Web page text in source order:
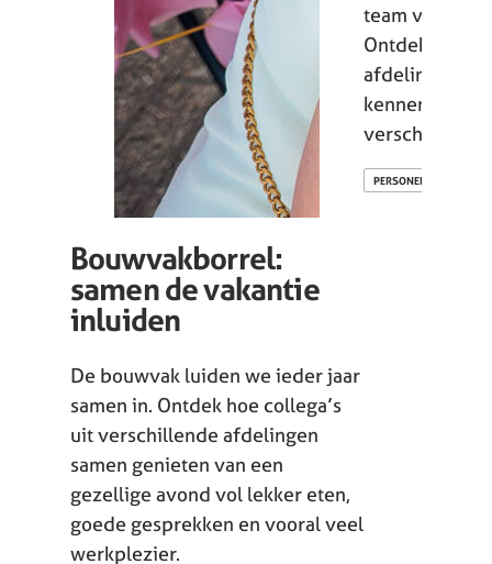
Bouwvakborrel:
samen de vakantie
inluiden
De bouwvak luiden we ieder jaar
samen in. Ontdek hoe collega’s
uit verschillende afdelingen
samen genieten van een
gezellige avond vol lekker eten,
goede gesprekken en vooral veel
werkplezier.
team van
Ontdek de
afdelingen en
kennen die
verschil
PERSONEEL